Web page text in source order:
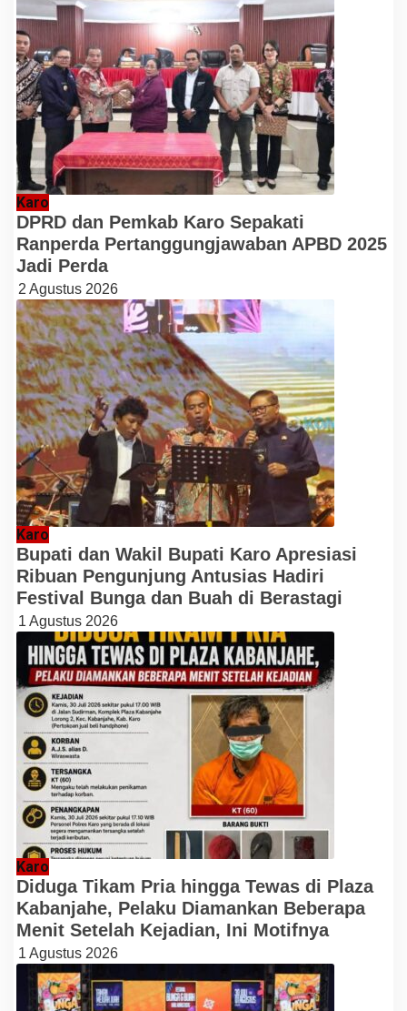
Karo
DPRD dan Pemkab Karo Sepakati
Ranperda Pertanggungjawaban APBD 2025
Jadi Perda
2 Agustus 2026
Karo
Bupati dan Wakil Bupati Karo Apresiasi
Ribuan Pengunjung Antusias Hadiri
Festival Bunga dan Buah di Berastagi
1 Agustus 2026
Karo
Diduga Tikam Pria hingga Tewas di Plaza
Kabanjahe, Pelaku Diamankan Beberapa
Menit Setelah Kejadian, Ini Motifnya
1 Agustus 2026